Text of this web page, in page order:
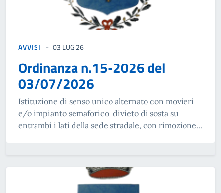
AVVISI 03 LUG 26
Ordinanza n.15-2026 del
03/07/2026
Istituzione di senso unico alternato con movieri
e/o impianto semaforico, divieto di sosta su
entrambi i lati della sede stradale, con rimozione...